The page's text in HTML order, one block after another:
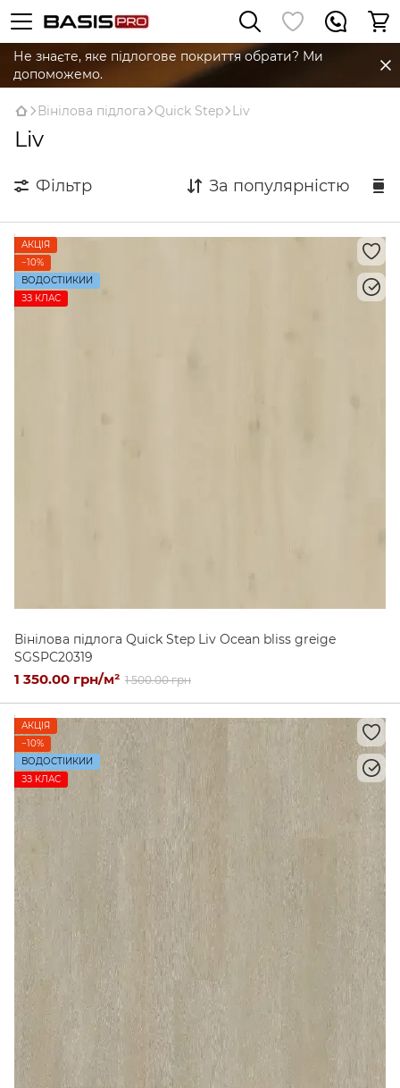
Не знаєте, яке підлогове покриття обрати? Ми
допоможемо.
Вінілова підлога Quick Step Liv
Liv
Фільтр За популярністю
АКЦІЯ
−10%
ВОДОСТІЙКИЙ
ЗЗ КЛАС
Вінілова підлога Quick Step Liv Ocean bliss greige
SGSPC20319
1 350.00 грн/м² 1 500.00 грн
АКЦІЯ
−10%
ВОДОСТІЙКИЙ
ЗЗ КЛАС